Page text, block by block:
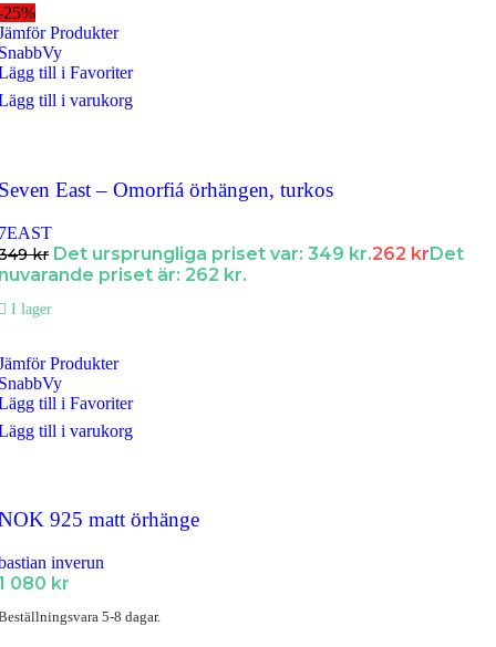
25%
Produkter
till i Favoriter
till i varukorg
East – Omorfiá örhängen, turkos
kr Det ursprungliga priset var: 349 kr.262 krDet
priset är: 262 kr.
I lager
Produkter
till i Favoriter
till i varukorg
925 matt örhänge
inverun
080 kr
5-8 dagar.